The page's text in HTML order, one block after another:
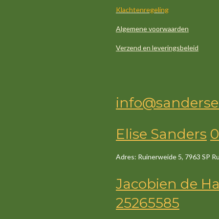
Klachtenregeling
Algemene voorwaarden
Verzend en leveringsbeleid
Elise Sanders
Adres: Ruinerweide 5, 7963 SP
Jacobien de
25265585